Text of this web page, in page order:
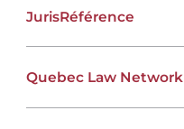
JurisRéférence
Quebec Law Network